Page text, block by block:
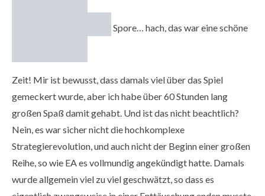
Spore… hach, das war eine schöne
Zeit! Mir ist bewusst, dass damals viel über das Spiel
gemeckert wurde, aber ich habe über 60 Stunden lang
großen Spaß damit gehabt. Und ist das nicht beachtlich?
Nein, es war sicher nicht die hochkomplexe
Strategierevolution, und auch nicht der Beginn einer großen
Reihe, so wie EA es vollmundig angekündigt hatte. Damals
wurde allgemein viel zu viel geschwätzt, so dass es